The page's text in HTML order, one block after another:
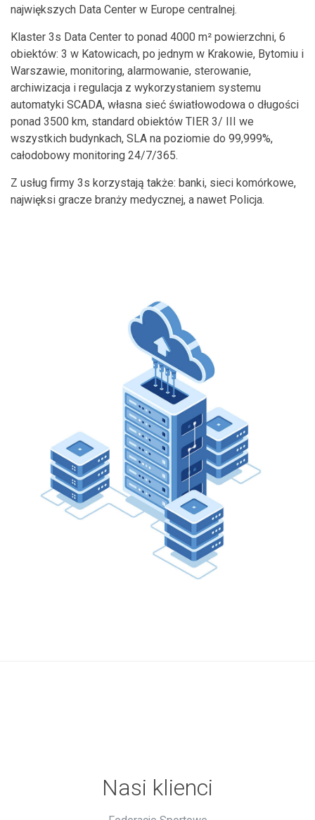
największych Data Center w Europe centralnej.
Klaster 3s Data Center to ponad 4000 m² powierzchni, 6
obiektów: 3 w Katowicach, po jednym w Krakowie, Bytomiu i
Warszawie, monitoring, alarmowanie, sterowanie,
archiwizacja i regulacja z wykorzystaniem systemu
automatyki SCADA, własna sieć światłowodowa o długości
ponad 3500 km, standard obiektów TIER 3/ III we
wszystkich budynkach, SLA na poziomie do 99,999%,
całodobowy monitoring 24/7/365.
Z usług firmy 3s korzystają także: banki, sieci komórkowe,
najwięksi gracze branży medycznej, a nawet Policja.
Nasi klienci